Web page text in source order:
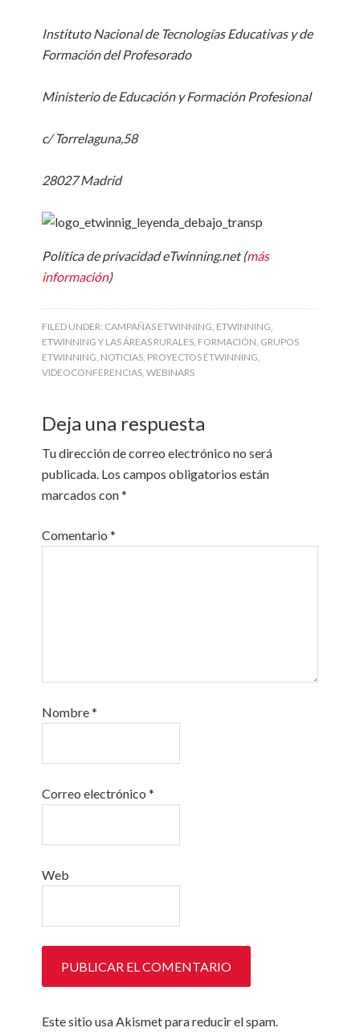
Instituto Nacional de Tecnologías Educativas y de
Formación del Profesorado
Ministerio de Educación y Formación Profesional
c/ Torrelaguna,58
28027 Madrid
Política de privacidad eTwinning.net (más
información)
FILED UNDER: CAMPAÑAS ETWINNING, ETWINNING,
ETWINNING Y LAS ÁREAS RURALES, FORMACIÓN, GRUPOS
ETWINNING, NOTICIAS, PROYECTOS ETWINNING,
VIDEOCONFERENCIAS,WEBINARS
Deja una respuesta
Tu dirección de correo electrónico no será
publicada. Los campos obligatorios están
marcados con*
Comentario*
Nombre*
Correo electrónico*
Web
Este sitio usa Akismet para reducir el spam.